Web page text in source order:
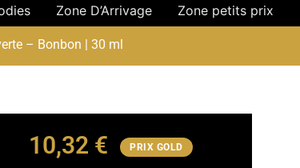
Zone D’Arrivage Zone petits prix
– Bonbon | 30 ml
10,32 € PRIX GOLD